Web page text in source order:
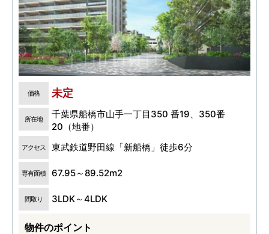
価格 未定
所在地
千葉県船橋市山手一丁目350 番19、350番
20（地番）
アクセス 東武鉄道野田線「新船橋」徒歩6分
専有面積 67.95～89.52m2
間取り 3LDK～4LDK
物件のポイント